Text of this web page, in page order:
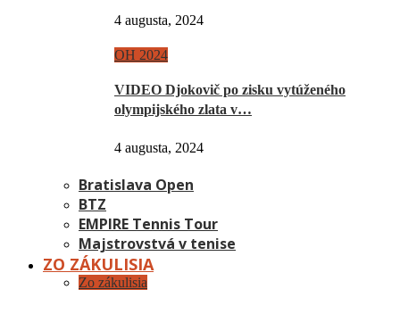
4 augusta, 2024
OH 2024
VIDEO Djokovič po zisku vytúženého
olympijského zlata v…
4 augusta, 2024
Bratislava Open
BTZ
EMPIRE Tennis Tour
Majstrovstvá v tenise
ZO ZÁKULISIA
Zo zákulisia